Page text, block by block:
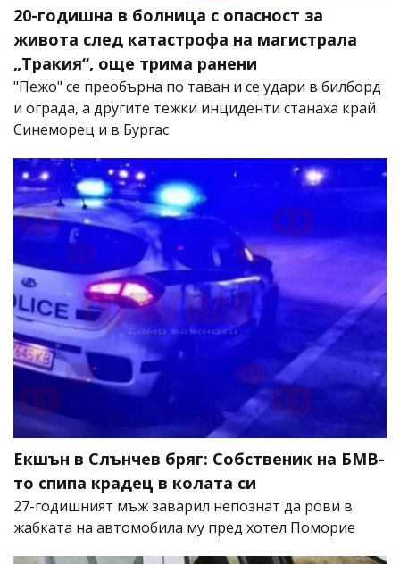
20-годишна в болница с опасност за
живота след катастрофа на магистрала
„Тракия“, още трима ранени
"Пежо" се преобърна по таван и се удари в билборд
и ограда, а другите тежки инциденти станаха край
Синеморец и в Бургас
Екшън в Слънчев бряг: Собственик на БМВ-
то спипа крадец в колата си
27-годишният мъж заварил непознат да рови в
жабката на автомобила му пред хотел Поморие